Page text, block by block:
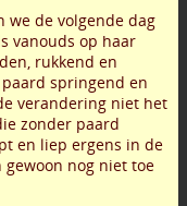
we de volgende dag
vanouds op haar
rukkend en
springend en
verandering niet het
zonder paard
en liep ergens in de
nog niet toe